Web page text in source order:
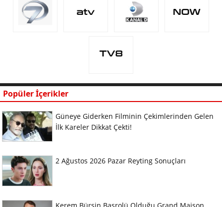
Popüler İçerikler
Güneye Giderken Filminin Çekimlerinden Gelen
İlk Kareler Dikkat Çekti!
2 Ağustos 2026 Pazar Reyting Sonuçları